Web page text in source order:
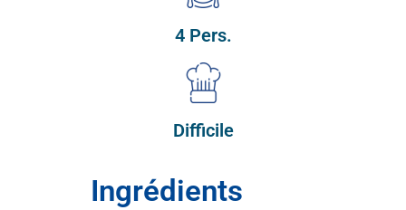
4 Pers.
Difficile
Ingrédients